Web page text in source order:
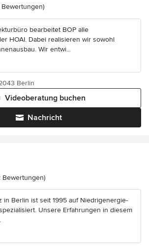
5 von 5 Sternen
Bewertungen)
bearbeitet BOP alle
HOAI. Dabei realisieren wir sowohl
Wir entwi...
Nachricht
Videoberatung buchen
Berlin
4.7 von 5 Sternen
Bewertungen)
in Berlin ist seit 1995 auf Niedrigenergie-
Unsere Erfahrungen in diesem